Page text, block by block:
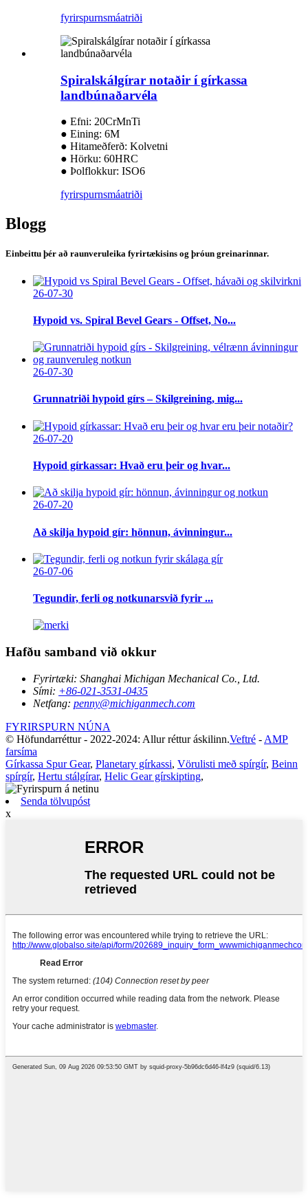
fyrirspurnsmáatriði
Spiralskálgírar notaðir í gírkassa
landbúnaðarvéla
● Efni: 20CrMnTi
● Eining: 6M
● Hitameðferð: Kolvetni
● Hörku: 60HRC
● Þolflokkur: ISO6
fyrirspurnsmáatriði
Blogg
Einbeittu þér að raunveruleika fyrirtækisins og þróun greinarinnar.
26-07-30
Hypoid vs. Spiral Bevel Gears - Offset, No...
26-07-30
Grunnatriði hypoid gírs – Skilgreining, mig...
26-07-20
Hypoid gírkassar: Hvað eru þeir og hvar...
26-07-20
Að skilja hypoid gír: hönnun, ávinningur...
26-07-06
Tegundir, ferli og notkunarsvið fyrir ...
Hafðu samband við okkur
Fyrirtæki: Shanghai Michigan Mechanical Co., Ltd.
Sími: +86-021-3531-0435
Netfang: penny@michiganmech.com
FYRIRSPURN NÚNA
© Höfundarréttur - 2022-2024: Allur réttur áskilinn.Veftré - AMP
farsíma
Gírkassa Spur Gear, Planetary gírkassi, Vörulisti með spírgír, Beinn
spírgír, Hertu stálgírar, Helic Gear gírskipting,
Senda tölvupóst
x